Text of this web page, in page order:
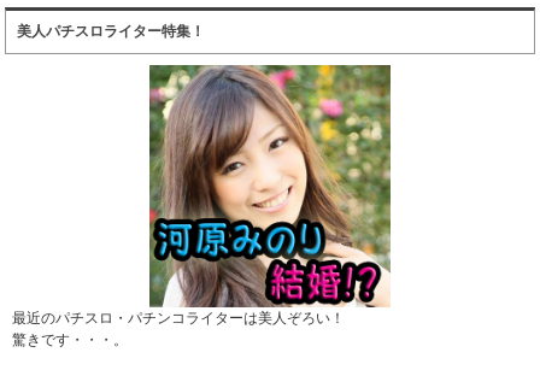
美人パチスロライター特集！
最近のパチスロ・パチンコライターは美人ぞろい！
驚きです・・・。